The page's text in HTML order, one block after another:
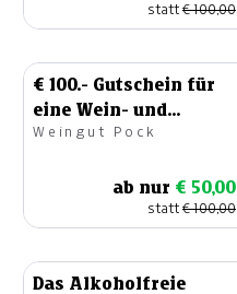
statt€ 100,00
€ 100.- Gutschein für
eine Wein- und
Kernölverkostung
Weingut Pock
ab nur € 50,00
statt€ 100,00
Das Alkoholfreie